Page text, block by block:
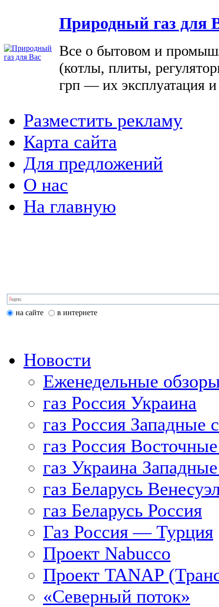
Природный газ для
Все о бытовом и
(котлы, плиты,
грп — их эксплуатация
Разместить рекламу
Карта сайта
Для предложений
О нас
На главную
на сайте в интернете
Новости
Еженедельные
газ Россия Украина
газ Россия Западные
газ Россия
газ Украина
газ Беларусь
газ Беларусь Россия
Газ Россия — Турция
Проект Nabucco
Проект TANAP
«Северный поток»